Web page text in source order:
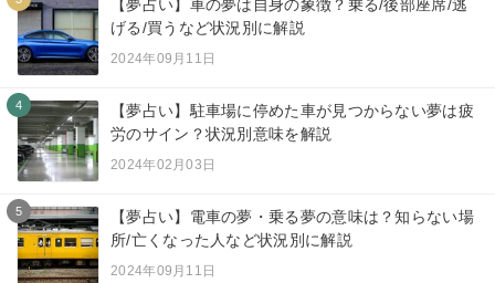
【夢占い】車の夢は自身の象徴？乗る/後部座席/逃
げる/買うなど状況別に解説
2024年09月11日
4
【夢占い】駐車場に停めた車が見つからない夢は疲
労のサイン？状況別意味を解説
2024年02月03日
5
【夢占い】電車の夢・乗る夢の意味は？知らない場
所/亡くなった人など状況別に解説
2024年09月11日